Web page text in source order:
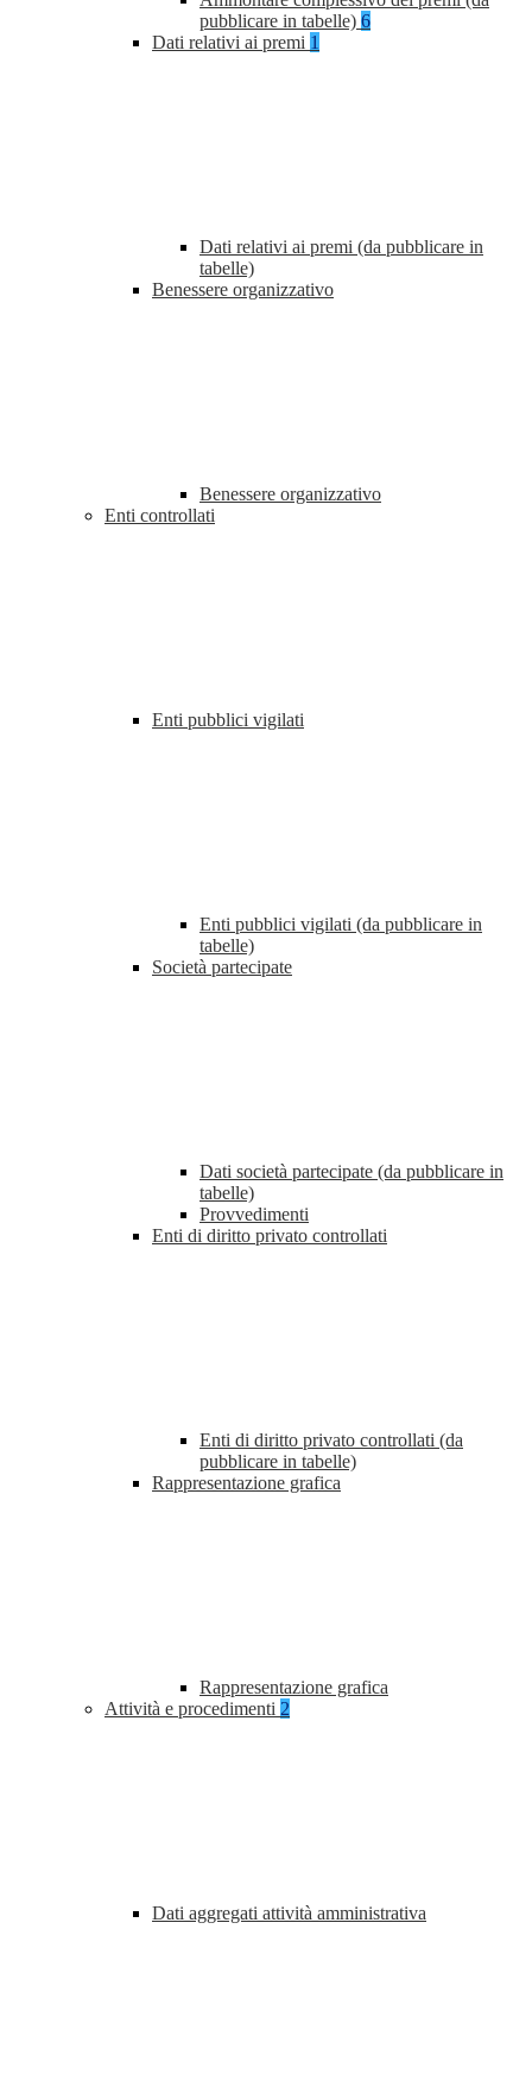
pubblicare in tabelle) 6
Dati relativi ai premi 1
Dati relativi ai premi (da pubblicare in
tabelle)
Benessere organizzativo
Benessere organizzativo
Enti controllati
Enti pubblici vigilati
Enti pubblici vigilati (da pubblicare in
tabelle)
Società partecipate
Dati società partecipate (da pubblicare in
tabelle)
Provvedimenti
Enti di diritto privato controllati
Enti di diritto privato controllati (da
pubblicare in tabelle)
Rappresentazione grafica
Rappresentazione grafica
Attività e procedimenti 2
Dati aggregati attività amministrativa